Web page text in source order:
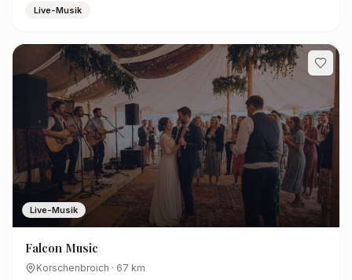
Live-Musik
Live-Musik
Falcon Music
Korschenbroich · 67 km